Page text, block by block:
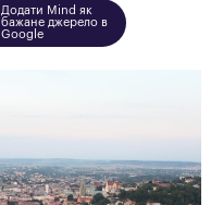
Додати Mind як
бажане джерело в
Google